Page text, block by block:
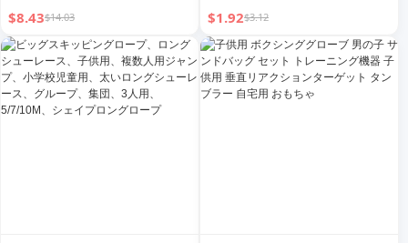
シューティングユニバーサルブ
ラウンブラシブラウンビスケッ
トブリストルアローレスト
$8.43$14.03
ン ヨガボール マッサージ シン
グルボール フィットネスヨガ
コルク粗粒
$1.92$3.12